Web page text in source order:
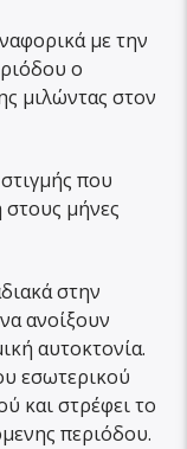
με την
ο
μιλώντας στον
που
στους μήνες
στην
ανοίξουν
αυτοκτονία.
εσωτερικού
και στρέφει το
περιόδου.